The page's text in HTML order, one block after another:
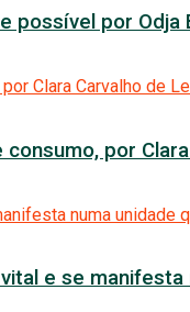
possível por Odja
por
e se